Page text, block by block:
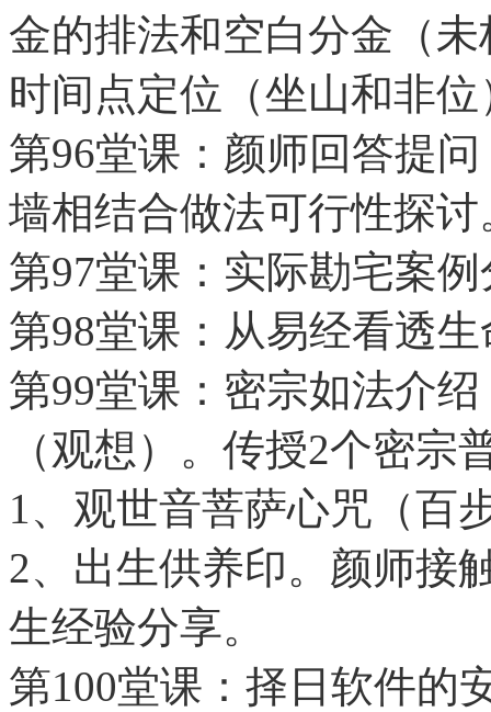
金的排法和空白分金（
时间点定位（坐山和非
第96堂课：颜师回答提
墙相结合做法可行性探讨
第97堂课：实际勘宅案
第98堂课：从易经看透
第99堂课：密宗如法介
（观想）。传授2个密宗
1、观世音菩萨心咒（百
2、出生供养印。颜师接
生经验分享。
第100堂课：择日软件的